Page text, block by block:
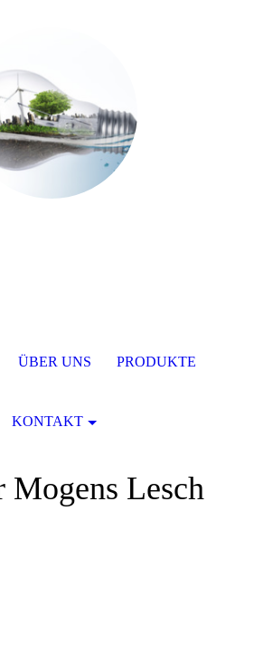
Mogens Lesch
ÜBER UNS PRODUKTE
KONTAKT